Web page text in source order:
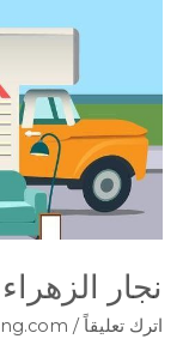
نجار الزهراء
اترك تعليقاً /